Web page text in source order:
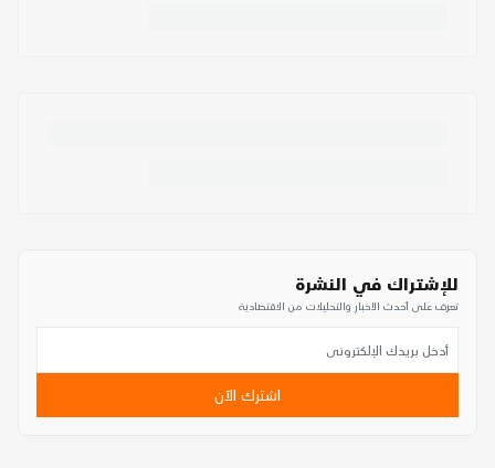
للإشتراك في النشرة
تعرف على أحدث الأخبار والتحليلات من الاقتصادية
اشترك الآن